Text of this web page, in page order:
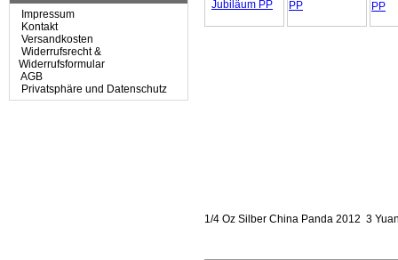
1/4 Oz Silber China Panda 2012 3
Impressum
Kontakt
Versandkosten
Widerrufsrecht &
Widerrufsformular
AGB
Privatsphäre und Datenschutz